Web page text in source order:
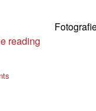
reading